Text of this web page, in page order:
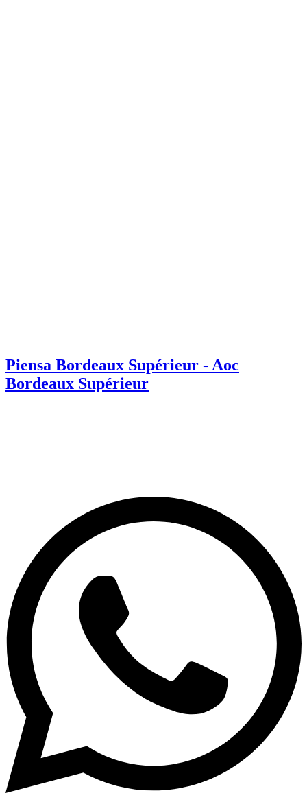
Piensa Bordeaux Supérieur - Aoc
Bordeaux Supérieur